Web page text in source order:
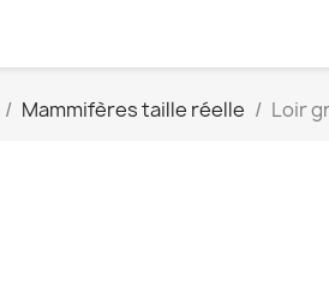
Mammifères taille réelle Loir